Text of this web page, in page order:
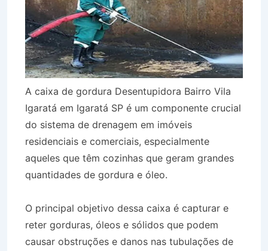
A caixa de gordura Desentupidora Bairro Vila
Igaratá em Igaratá SP é um componente crucial
do sistema de drenagem em imóveis
residenciais e comerciais, especialmente
aqueles que têm cozinhas que geram grandes
quantidades de gordura e óleo.
O principal objetivo dessa caixa é capturar e
reter gorduras, óleos e sólidos que podem
causar obstruções e danos nas tubulações de